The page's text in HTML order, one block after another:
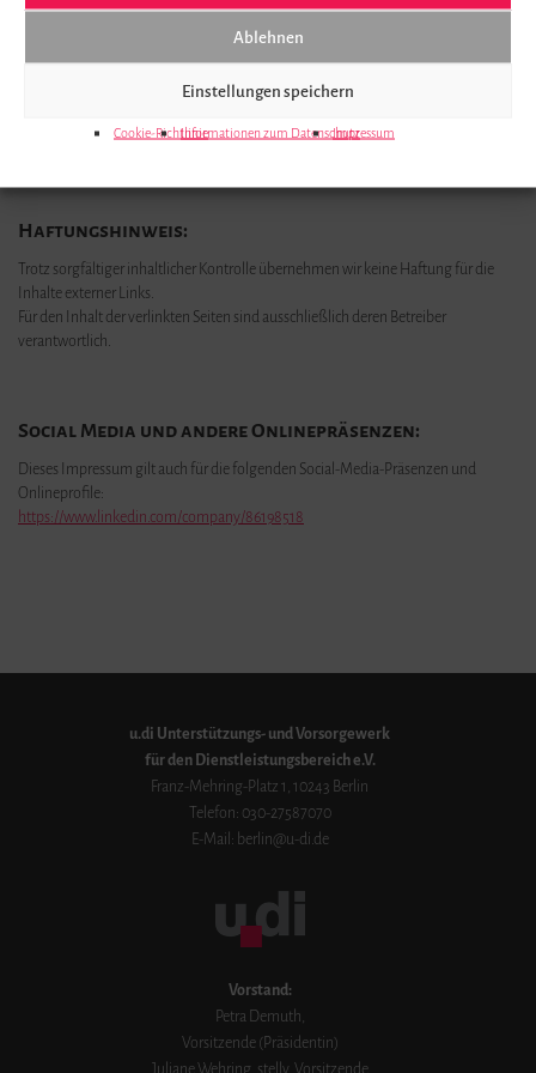
Ablehnen
Einstellungen speichern
Cookie-RichtlinieInformationen zum DatenschutzImpressum
Verbraucherschlichtungsstelle teilzunehmen.
Haftungshinweis:
Trotz sorgfältiger inhaltlicher Kontrolle übernehmen wir keine Haftung für die
Inhalte externer Links.
Für den Inhalt der verlinkten Seiten sind ausschließlich deren Betreiber
verantwortlich.
Social Media und andere Onlinepräsenzen:
Dieses Impressum gilt auch für die folgenden Social-Media-Präsenzen und
Onlineprofile:
https://www.linkedin.com/company/86198518
u.di Unterstützungs- und Vorsorgewerk
für den Dienstleistungsbereich e.V.
Franz-Mehring-Platz 1, 10243 Berlin
Telefon: 030-27587070
E-Mail: berlin@u-di.de
Vorstand:
Petra Demuth,
Vorsitzende (Präsidentin)
Juliane Wehring, stellv. Vorsitzende